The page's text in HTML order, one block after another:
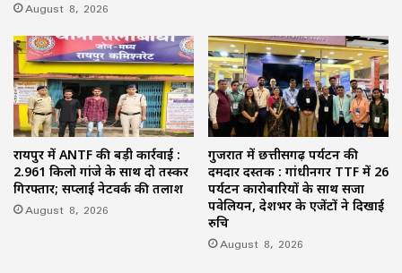
August 8, 2026
रायपुर में ANTF की बड़ी कार्रवाई :
2.961 किलो गांजे के साथ दो तस्कर
गिरफ्तार; सप्लाई नेटवर्क की तलाश
August 8, 2026
गुजरात में छत्तीसगढ़ पर्यटन की
दमदार दस्तक : गांधीनगर TTF में 26
पर्यटन कारोबारियों के साथ सजा
पवेलियन, देशभर के एजेंटों ने दिखाई
रुचि
August 8, 2026